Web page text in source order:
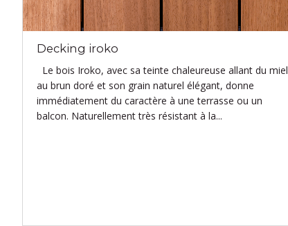
Decking iroko
Le bois Iroko, avec sa teinte chaleureuse allant du miel
au brun doré et son grain naturel élégant, donne
immédiatement du caractère à une terrasse ou un
balcon. Naturellement très résistant à la...